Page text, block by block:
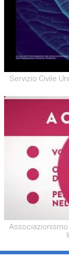
Servizio Civile